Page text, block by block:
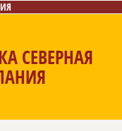
СЕВЕРНАЯ